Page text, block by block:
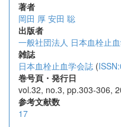
著者
岡田 厚 安田 聡
出版者
一般社団法人 日本血栓止
雑誌
日本血栓止血学会誌 (
巻号頁・発行日
vol.32, no.3, pp.303-306,
参考文献数
17